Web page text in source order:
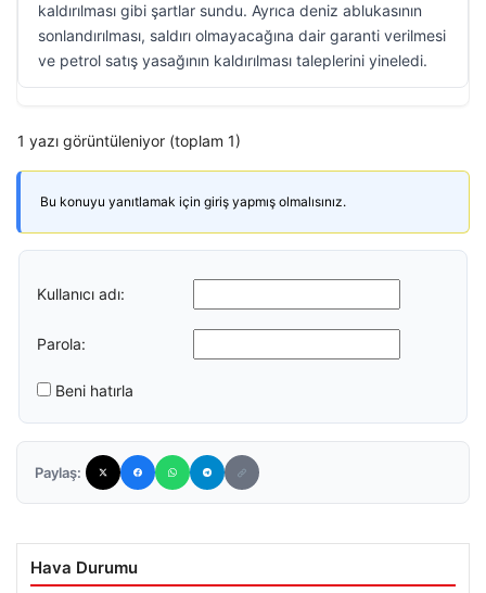
kaldırılması gibi şartlar sundu. Ayrıca deniz ablukasının
sonlandırılması, saldırı olmayacağına dair garanti verilmesi
ve petrol satış yasağının kaldırılması taleplerini yineledi.
1 yazı görüntüleniyor (toplam 1)
Bu konuyu yanıtlamak için giriş yapmış olmalısınız.
Kullanıcı adı:
Parola:
Beni hatırla
Paylaş:
Hava Durumu